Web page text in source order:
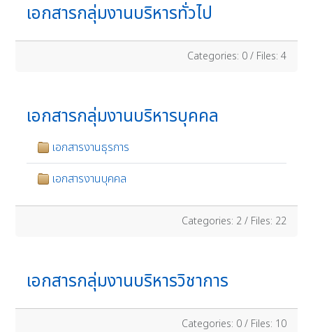
เอกสารกลุ่มงานบริหารทั่วไป
Categories: 0/ Files: 4
เอกสารกลุ่มงานบริหารบุคคล
เอกสารงานธุรการ
เอกสารงานบุคคล
Categories: 2/ Files: 22
เอกสารกลุ่มงานบริหารวิชาการ
Categories: 0/ Files: 10